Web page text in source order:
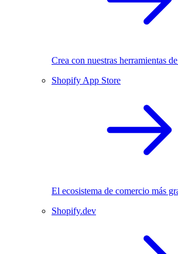
Crea con nuestras herramientas
Shopify App Store
El ecosistema de comercio más
Shopify.dev